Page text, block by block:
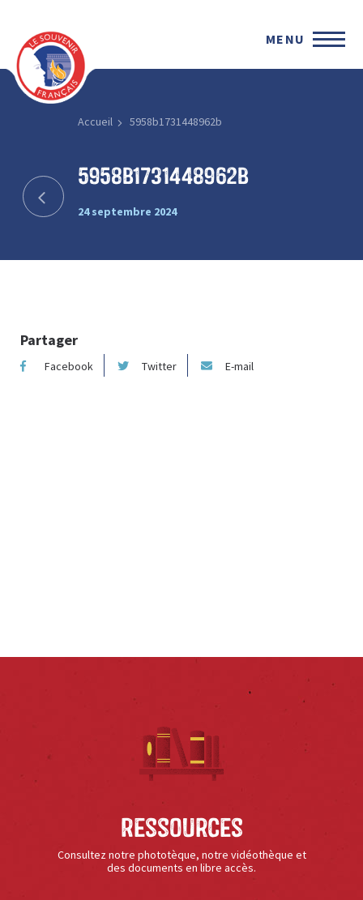
MENU
Accueil 5958b1731448962b
5958b1731448962b
24 septembre 2024
Partager
Facebook Twitter E-mail
Ressources
Consultez notre phototèque, notre vidéothèque et
des documents en libre accès.